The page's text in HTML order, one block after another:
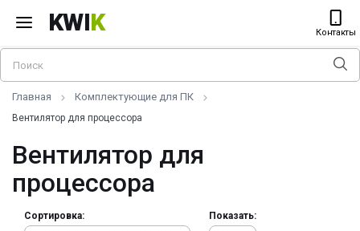
KWIK Контакты
Главная Комплектующие для ПК
Вентилятор для процессора
Вентилятор для
процессора
Сортировка: Показать: